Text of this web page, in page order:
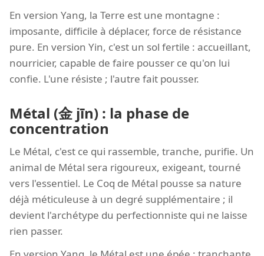
En version Yang, la Terre est une montagne :
imposante, difficile à déplacer, force de résistance
pure. En version Yin, c'est un sol fertile : accueillant,
nourricier, capable de faire pousser ce qu'on lui
confie. L'une résiste ; l'autre fait pousser.
Métal (金 jīn) : la phase de
concentration
Le Métal, c'est ce qui rassemble, tranche, purifie. Un
animal de Métal sera rigoureux, exigeant, tourné
vers l'essentiel. Le Coq de Métal pousse sa nature
déjà méticuleuse à un degré supplémentaire ; il
devient l'archétype du perfectionniste qui ne laisse
rien passer.